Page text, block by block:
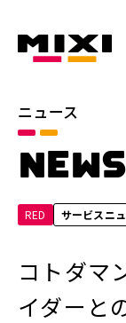
ニュース
NEWS
RED サービスニ
コトダマ
イダーと
カテゴリ
お知らせ
2026年